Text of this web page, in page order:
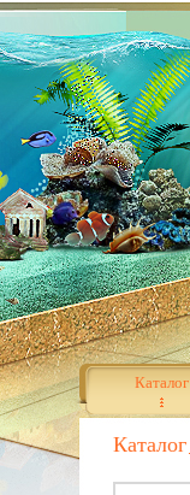
Каталог
Каталог